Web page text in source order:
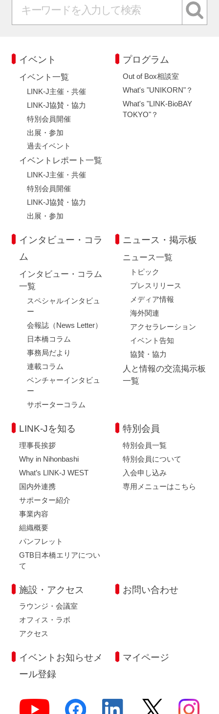
イベント
イベント一覧
LINK-J主催・共催
LINK-J協賛・協力
特別会員開催
出展・参加
過去イベント
イベントレポート一覧
LINK-J主催・共催
特別会員開催
LINK-J協賛・協力
出展・参加
プログラム
Out of Box相談室
What's "UNIKORN"？
What's "LINK-BioBAY
TOKYO"？
インタビュー・コラ
ム
インタビュー・コラム
一覧
スペシャルインタビュ
ー
会報誌（News Letter）
日本橋コラム
事務局だより
連載コラム
ベンチャーインタビュ
ー
サポーターコラム
ニュース・掲示板
ニュース一覧
トピック
プレスリリース
メディア情報
海外関連
アクセラレーション
イベント告知
協賛・協力
人と情報の交流掲示板
一覧
LINK-Jを知る
理事長挨拶
Why in Nihonbashi
What’s LINK-J WEST
国内外連携
サポーター紹介
事業内容
組織概要
パンフレット
GTB日本橋エリアについ
て
特別会員
特別会員一覧
特別会員について
入会申し込み
専用メニューはこちら
施設・アクセス
ラウンジ・会議室
オフィス・ラボ
アクセス
お問い合わせ
イベントお知らせメ
ール登録
マイページ